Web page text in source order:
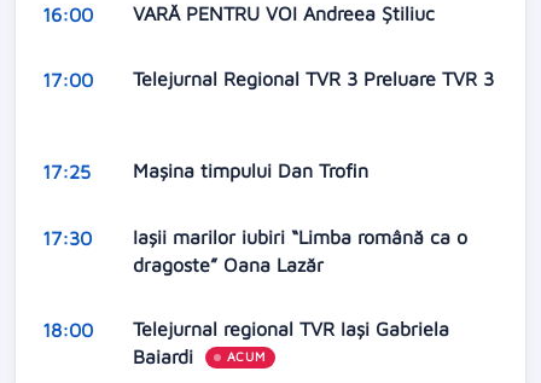
16:00 VARĂ PENTRU VOI Andreea Știliuc
17:00 Telejurnal Regional TVR 3 Preluare TVR 3
17:25 Mașina timpului Dan Trofin
17:30
Iașii marilor iubiri “Limba română ca o
dragoste” Oana Lazăr
18:00
Telejurnal regional TVR Iași Gabriela
Baiardi
ACUM